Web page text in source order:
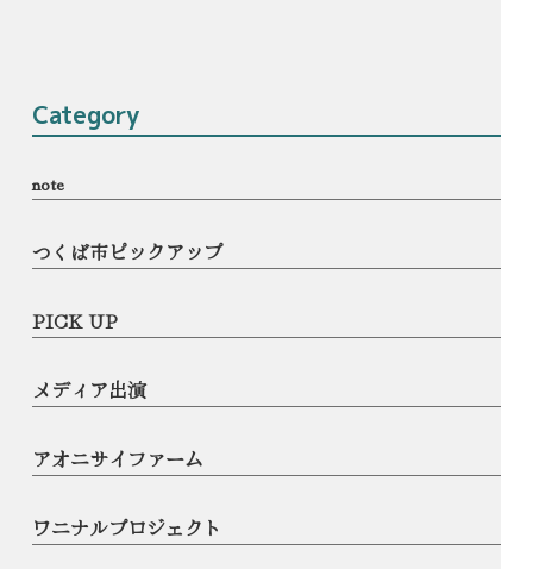
Category
note
つくば市ピックアップ
PICK UP
メディア出演
アオニサイファーム
ワニナルプロジェクト